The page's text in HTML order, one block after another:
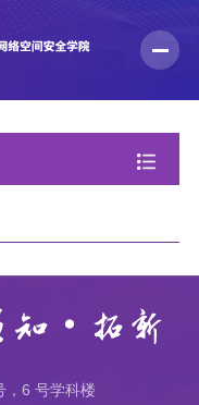
，6 号学科楼